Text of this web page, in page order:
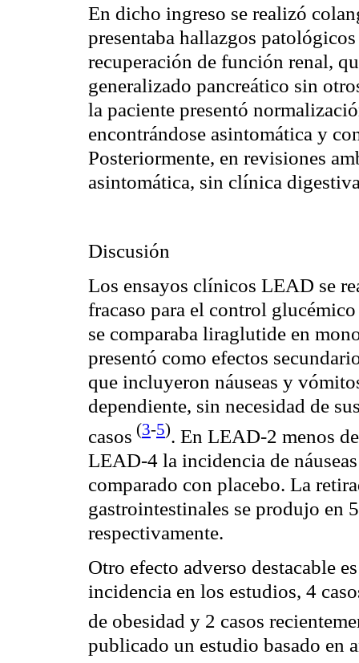
En dicho ingreso se realizó
presentaba hallazgos
recuperación de función renal,
generalizado pancreático sin
la paciente presentó
encontrándose asintomática y
Posteriormente, en revisiones
asintomática, sin clínica
Discusión
Los ensayos clínicos LEAD se
fracaso para el control
se comparaba liraglutide en
presentó como efectos
que incluyeron náuseas y
dependiente, sin necesidad de
casos (3-5). En LEAD-2 menos
LEAD-4 la incidencia de
comparado con placebo. La
gastrointestinales se produjo
respectivamente.
Otro efecto adverso destacable
incidencia en los estudios, 4
de obesidad y 2 casos
publicado un estudio basado en